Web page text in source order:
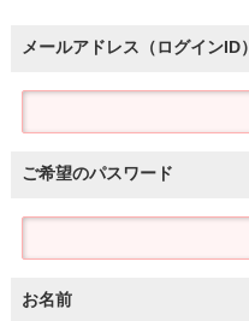
メールアドレス（ログインID）
ご希望のパスワード
お名前